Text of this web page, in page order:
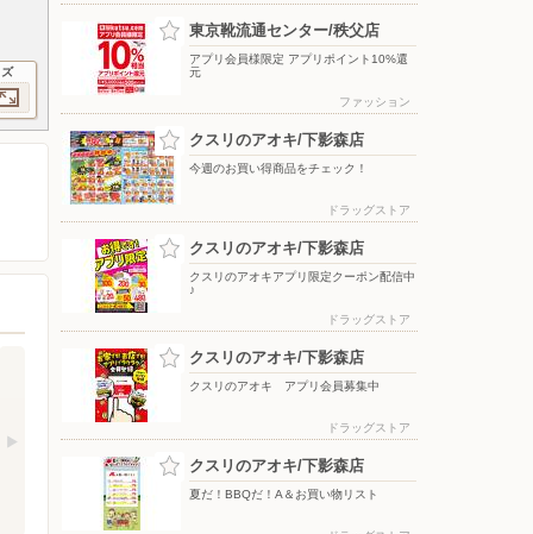
東京靴流通センター/秩父店
アプリ会員様限定 アプリポイント10%還
元
ファッション
クスリのアオキ/下影森店
今週のお買い得商品をチェック！
ドラッグストア
クスリのアオキ/下影森店
クスリのアオキアプリ限定クーポン配信中
♪
ドラッグストア
クスリのアオキ/下影森店
クスリのアオキ アプリ会員募集中
ドラッグストア
クスリのアオキ/下影森店
夏だ！BBQだ！A＆お買い物リスト